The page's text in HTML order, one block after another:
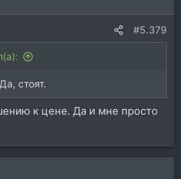
#5.379
стоят.
к цене. Да и мне просто